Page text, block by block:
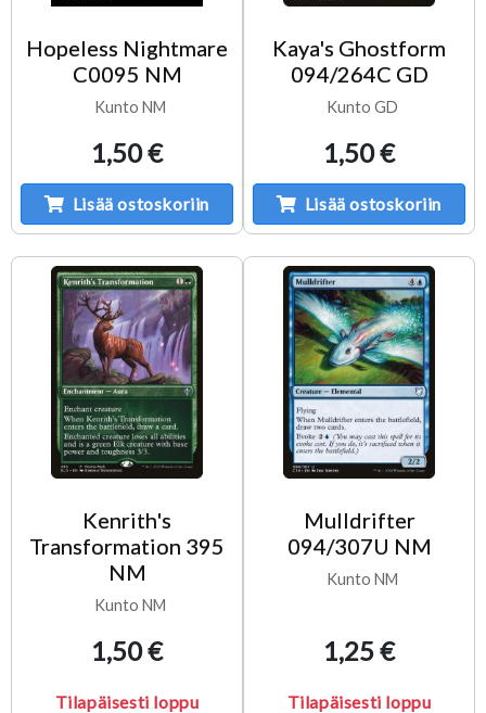
Hopeless Nightmare
C0095 NM
Kunto NM
1,50 €
Lisää ostoskoriin
Kaya's Ghostform
094/264C GD
Kunto GD
1,50 €
Lisää ostoskoriin
Kenrith's
Transformation 395
NM
Kunto NM
1,50 €
Tilapäisesti loppu
Mulldrifter
094/307U NM
Kunto NM
1,25 €
Tilapäisesti loppu